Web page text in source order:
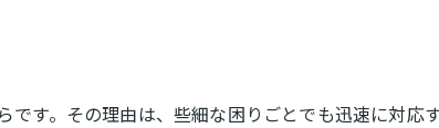
対応可能
す。その理由は、些細な困りごとでも迅速に対応